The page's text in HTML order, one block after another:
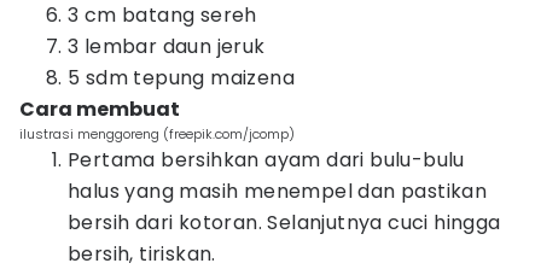
3 cm batang sereh
3 lembar daun jeruk
5 sdm tepung maizena
Cara membuat
ilustrasi menggoreng (freepik.com/jcomp)
Pertama bersihkan ayam dari bulu-bulu
halus yang masih menempel dan pastikan
bersih dari kotoran. Selanjutnya cuci hingga
bersih, tiriskan.